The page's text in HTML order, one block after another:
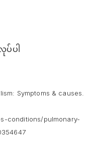
ပ်ပါ
Symptoms & causes.
conditions/pulmonary-